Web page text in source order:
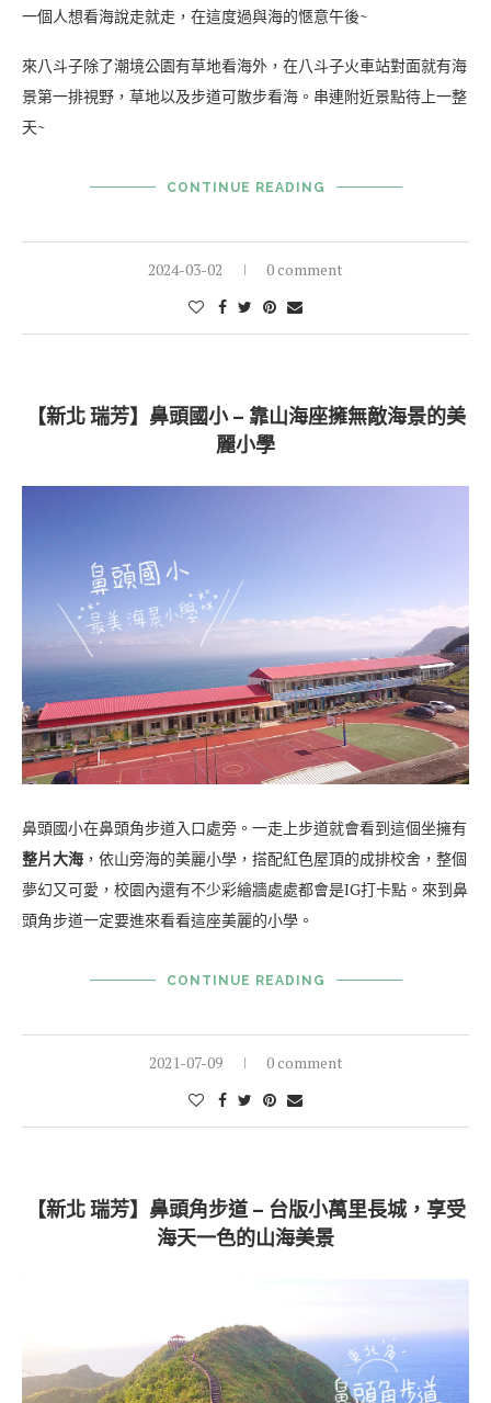
一個人想看海說走就走，在這度過與海的愜意午後~
來八斗子除了潮境公園有草地看海外，在八斗子火車站對面就有海
景第一排視野，草地以及步道可散步看海。串連附近景點待上一整
天~
CONTINUE READING
2024-03-02 0 comment
【新北 瑞芳】鼻頭國小 – 靠山海座擁無敵海景的美
麗小學
鼻頭國小在鼻頭角步道入口處旁。一走上步道就會看到這個坐擁有
整片大海 ，依山旁海的美麗小學，搭配紅色屋頂的成排校舍，整個
夢幻又可愛，校園內還有不少彩繪牆處處都會是IG打卡點。來到鼻
頭角步道一定要進來看看這座美麗的小學。
CONTINUE READING
2021-07-09 0 comment
【新北 瑞芳】鼻頭角步道 – 台版小萬里長城，享受
海天一色的山海美景